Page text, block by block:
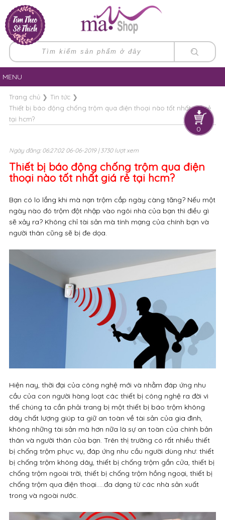
0
MENU
Trang chủ❯ Tin tức❯
Thiết bị báo động chống trộm qua điện thoại nào tốt nhất giá rẻ
tại hcm?
Ngày đăng: 06:27:02 06-06-2019 | 3730 lượt xem
Thiết bị báo động chống trộm qua điện
thoại nào tốt nhất giá rẻ tại hcm?
Bạn có lo lắng khi mà nạn trộm cắp ngày càng tăng? Nếu một
ngày nào đó trộm đột nhập vào ngôi nhà của bạn thì điều gì
sẽ xảy ra? Không chỉ tài sản mà tính mạng của chính bạn và
người thân cũng sẽ bị đe dọa.
Hiện nay, thời đại của công nghệ mới và nhằm đáp ứng nhu
cầu của con người hàng loạt các thiết bị công nghệ ra đời vì
thế chúng ta cần phải trang bị một thiết bị báo trộm không
dây chất lượng giúp ta giữ an toàn về tài sản của gia đình,
không những tài sản mà hơn nữa là sự an toàn của chính bản
thân và người thân của bạn. Trên thị trường có rất nhiều thiết
bị chống trộm phục vụ, đáp ứng nhu cầu người dùng như: thiết
bị chống trộm không dây, thiết bị chống trộm gắn cửa, thiết bị
chống trộm ngoài trời, thiết bị chống trộm hồng ngoại, thiết bị
chống trộm qua điện thoại.....đa dạng từ các nhà sản xuất
trong và ngoài nước.